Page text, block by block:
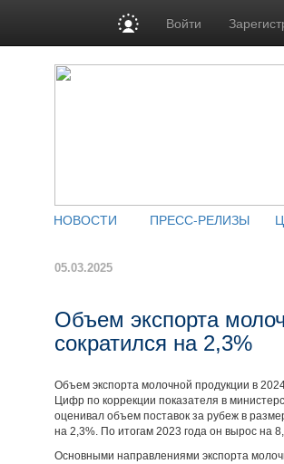
Войти
НОВОСТИ ПРЕСС-РЕЛИЗЫ
05.03.2025
Объем экспорта
сократился на 2,3%
Объем экспорта молочной продукции в
Цифр по коррекции показателя в
оценивал объем поставок за рубеж в
на 2,3%. По итогам 2023 года он вырос на
Основными направлениями экспорта